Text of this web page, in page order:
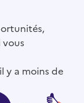
vous
y a moins de